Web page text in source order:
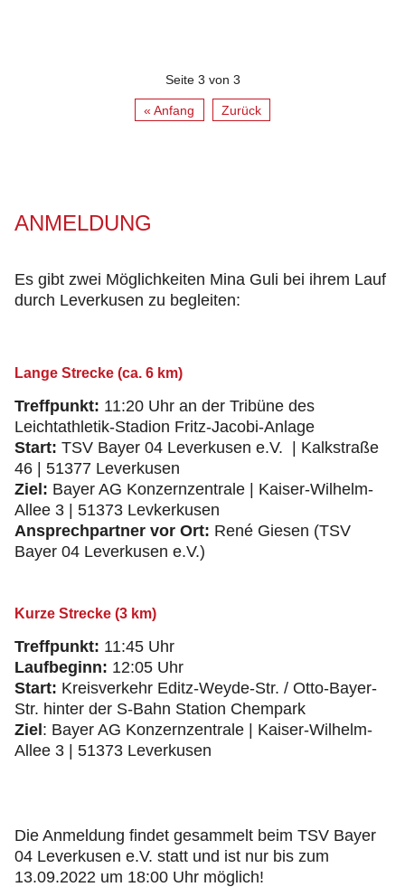
Seite 3 von 3
« Anfang Zurück
ANMELDUNG
Es gibt zwei Möglichkeiten Mina Guli bei ihrem Lauf
durch Leverkusen zu begleiten:
Lange Strecke (ca. 6 km)
Treffpunkt: 11:20 Uhr an der Tribüne des
Leichtathletik-Stadion Fritz-Jacobi-Anlage
Start: TSV Bayer 04 Leverkusen e.V. | Kalkstraße
46 | 51377 Leverkusen
Ziel: Bayer AG Konzernzentrale | Kaiser-Wilhelm-
Allee 3 | 51373 Levkerkusen
Ansprechpartner vor Ort: René Giesen (TSV
Bayer 04 Leverkusen e.V.)
Kurze Strecke (3 km)
Treffpunkt: 11:45 Uhr
Laufbeginn: 12:05 Uhr
Start: Kreisverkehr Editz-Weyde-Str. / Otto-Bayer-
Str. hinter der S-Bahn Station Chempark
Ziel : Bayer AG Konzernzentrale | Kaiser-Wilhelm-
Allee 3 | 51373 Leverkusen
Die Anmeldung findet gesammelt beim TSV Bayer
04 Leverkusen e.V. statt und ist nur bis zum
13.09.2022 um 18:00 Uhr möglich!